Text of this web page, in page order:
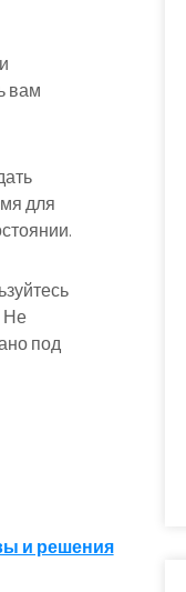
вам
для
Не
под
и решения